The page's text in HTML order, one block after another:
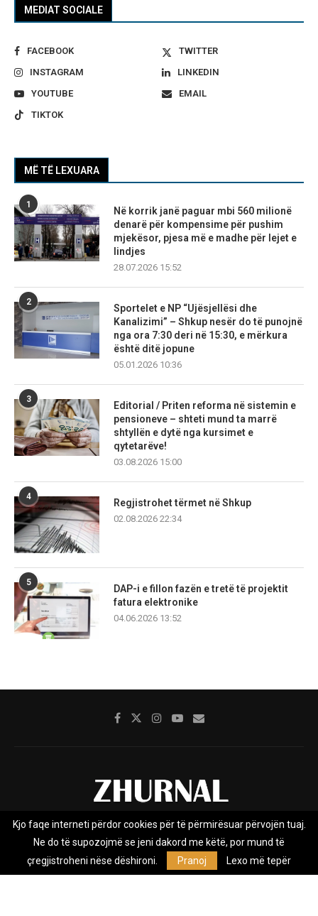
MEDIAT SOCIALE
FACEBOOK
TWITTER
INSTAGRAM
LINKEDIN
YOUTUBE
EMAIL
TIKTOK
MË TË LEXUARA
1
Në korrik janë paguar mbi 560 milionë
denarë për kompensime për pushim
mjekësor, pjesa më e madhe për lejet e
lindjes
28.07.2026 15:52
2
Sportelet e NP “Ujësjellësi dhe
Kanalizimi” – Shkup nesër do të punojnë
nga ora 7:30 deri në 15:30, e mërkura
është ditë jopune
05.01.2026 10:36
3
Editorial / Priten reforma në sistemin e
pensioneve – shteti mund ta marrë
shtyllën e dytë nga kursimet e
qytetarëve!
03.08.2026 15:00
4
Regjistrohet tërmet në Shkup
02.08.2026 22:34
5
DAP-i e fillon fazën e tretë të projektit
fatura elektronike
04.06.2026 13:52
Rreth nesh Impresumi Marketing
Kontakt
Privacy Policy
Zhurnal.mk është Agjenci e Lajmeve e pavarur, e themeluar në vitin
Kjo faqe interneti përdor cookies për të përmirësuar përvojën tuaj.
Ne do të supozojmë se jeni dakord me këtë, por mund të
çregjistroheni nëse dëshironi.
Pranoj Lexo më tepër